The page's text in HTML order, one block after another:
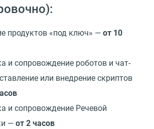
продуктов «под ключ» — от 10
и сопровождение роботов и чат-
или внедрение скриптов
и сопровождение Речевой
— от 2 часов